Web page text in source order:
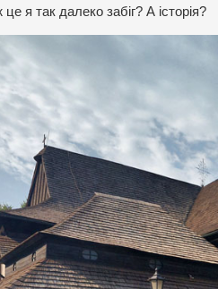
я так далеко забіг? А історія?